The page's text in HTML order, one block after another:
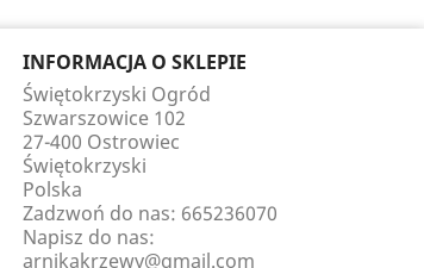
INFORMACJA O SKLEPIE
Świętokrzyski Ogród
Szwarszowice 102
27-400 Ostrowiec
Świętokrzyski
Polska
Zadzwoń do nas: 665236070
Napisz do nas:
arnikakrzewy@gmail.com